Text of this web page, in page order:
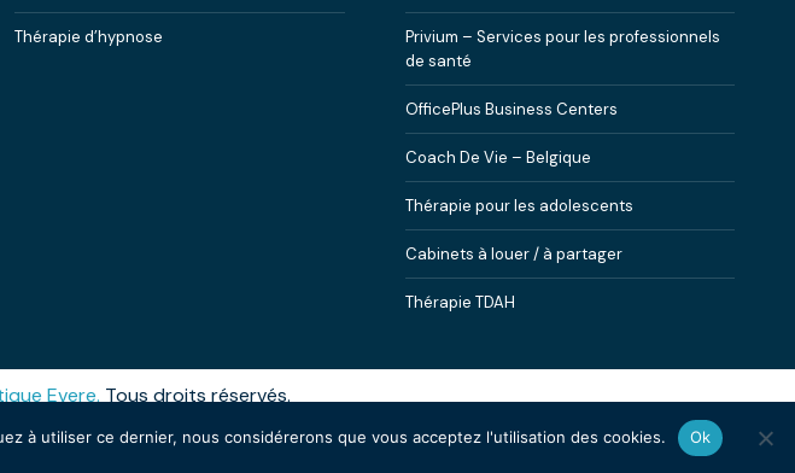
Thérapie d’hypnose
Privium – Services pour les professionnels
de santé
OfficePlus Business Centers
Coach De Vie – Belgique
Thérapie pour les adolescents
Cabinets à louer / à partager
Thérapie TDAH
Evere. Tous droits réservés.
de la Vie Privée
à utiliser ce dernier, nous considérerons que vous acceptez l'utilisation des cookies. Ok